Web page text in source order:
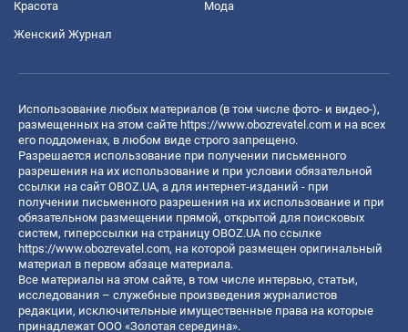
Красота Мода
Женский Журнал
Использование любых материалов (в том числе фото- и видео-),
размещенных на этом сайте https://www.obozrevatel.com и на всех
его поддоменах, в любом виде строго запрещено.
Разрешается использование при получении письменного
разрешения на их использование и при условии обязательной
ссылки на сайт OBOZ.UA, а для интернет-изданий - при
получении письменного разрешения на их использование и при
обязательном размещении прямой, открытой для поисковых
систем, гиперссылки на страницу OBOZ.UA по ссылке
https://www.obozrevatel.com, на которой размещен оригинальный
материал в первом абзаце материала.
Все материалы на этом сайте, в том числе интервью, статьи,
исследования – служебные произведения журналистов
редакции, исключительные имущественные права на которые
принадлежат ООО «Золотая середина».